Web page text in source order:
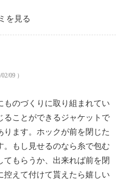
を見る
09 ）
のづくりに取り組まれてい
ることができるジャケットで
ます。ホックが前を閉じた
。もし見せるのなら糸で包む
もらうか、出来れば前を閉
えて付けて貰えたら嬉しい